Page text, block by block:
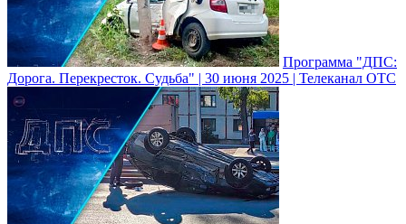
Программа "ДПС:
Дорога. Перекресток. Судьба" | 30 июня 2025 | Телеканал ОТС